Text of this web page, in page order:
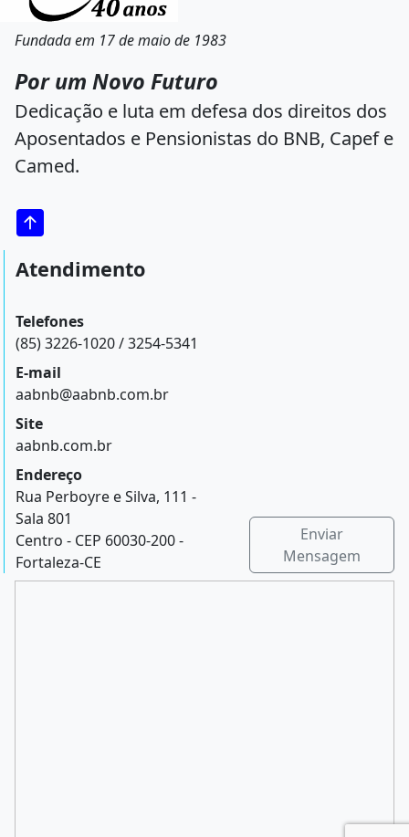
Fundada em 17 de maio de 1983
Por um Novo Futuro
Dedicação e luta em defesa dos direitos dos
Aposentados e Pensionistas do BNB, Capef e
Camed.
Atendimento
Telefones
(85) 3226-1020 / 3254-5341
E-mail
aabnb@aabnb.com.br
Site
aabnb.com.br
Endereço
Rua Perboyre e Silva, 111 -
Sala 801
Centro - CEP 60030-200 -
Fortaleza-CE
Enviar
Mensagem